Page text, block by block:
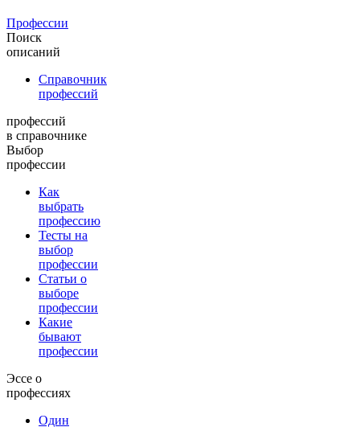
Профессии
Поиск
описаний
Справочник
профессий
профессий
в справочнике
Выбор
профессии
Как
выбрать
профессию
Тесты на
выбор
профессии
Статьи о
выборе
профессии
Какие
бывают
профессии
Эссе о
профессиях
Один